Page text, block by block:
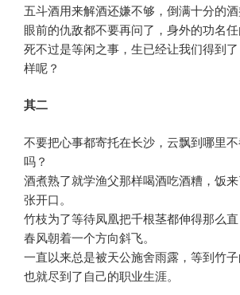
五斗酒用来解酒还嫌不够，倒满十分的酒
眼前的仇敌都不要再问了，身外的功名任
死不过是等闲之事，生已经让我们得到
样呢？
其二
不要把心事都寄托在长沙，云飘到哪里
吗？
酒煮熟了就学渔父那样喝酒吃酒糟，饭
张开口。
竹枝为了等待凤凰把千根茎都伸得那么
春风朝着一个方向斜飞。
一直以来总是被天公施舍雨露，等到竹
也就尽到了自己的职业生涯。